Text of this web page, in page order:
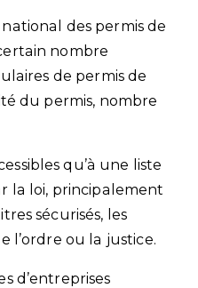
des permis de
nombre
de permis de
du permis, nombre
qu’à une liste
la loi, principalement
sécurisés, les
l’ordre ou la justice.
d’entreprises